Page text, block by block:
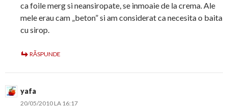
ca foile merg si neansiropate, se inmoaie de la crema. Ale
mele erau cam „beton” si am considerat ca necesita o baita
cu sirop.
RĂSPUNDE
yafa
20/05/2010 LA 16:17